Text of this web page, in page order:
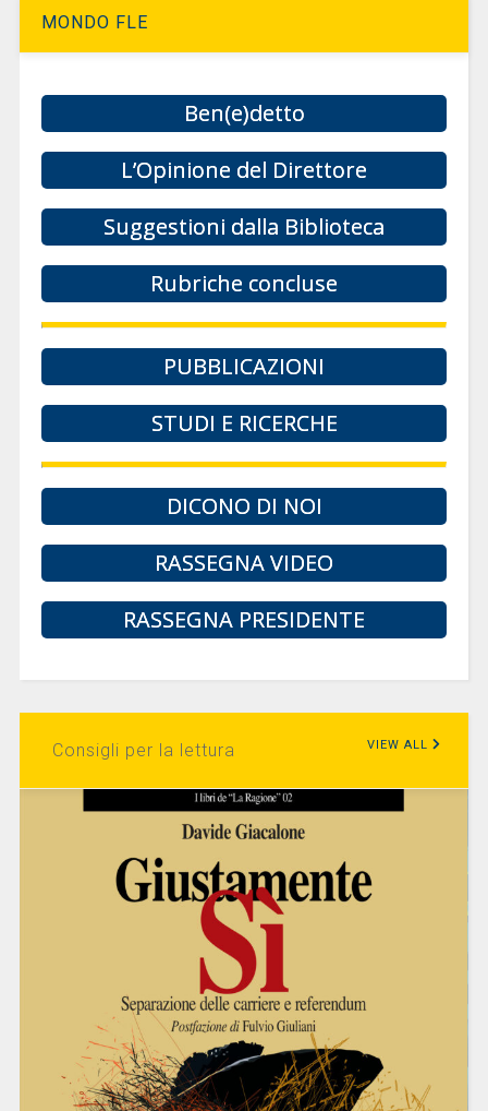
MONDO FLE
Ben(e)detto
L’Opinione del Direttore
Suggestioni dalla Biblioteca
Rubriche concluse
PUBBLICAZIONI
STUDI E RICERCHE
DICONO DI NOI
RASSEGNA VIDEO
RASSEGNA PRESIDENTE
Consigli per la lettura VIEW ALL